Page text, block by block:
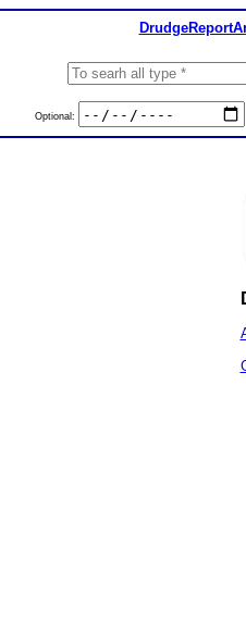
Optional: